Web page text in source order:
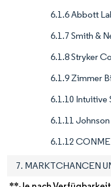
6.1.6 Abbott
6.1.7 Smith &
6.1.8 Stryker
6.1.9 Zimmer
6.1.10 Intuitive
6.1.11
6.1.12
7. MARKTCHANCEN